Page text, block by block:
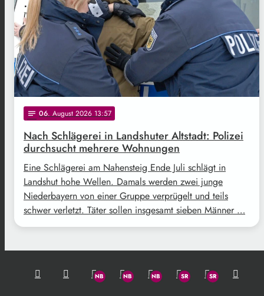
notes 06. August 2026 13:57
Nach Schlägerei in Landshuter Altstadt: Polizei
durchsucht mehrere Wohnungen
Eine Schlägerei am Nahensteig Ende Juli schlägt in
Landshut hohe Wellen. Damals werden zwei junge
Niederbayern von einer Gruppe verprügelt und teils
schwer verletzt. Täter sollen insgesamt sieben Männer …